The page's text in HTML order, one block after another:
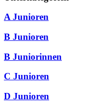
A Junioren
B Junioren
B Juniorinnen
C Junioren
D Junioren